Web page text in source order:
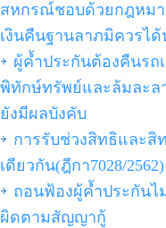
สหกรณ์ชอบด้วยกฎหมา
เงินคืนฐานลาภมิควรได้
ผู้ค้ำประกันต้องคืนรถ
พิทักษ์ทรัพย์และล้มละล
ยังมีผลบังคับ
การรับช่วงสิทธิและสิ
เดียวกัน(ฎีกา7028/2562)
ถอนฟ้องผู้ค้ำประกันไ
ผิดตามสัญญากู้